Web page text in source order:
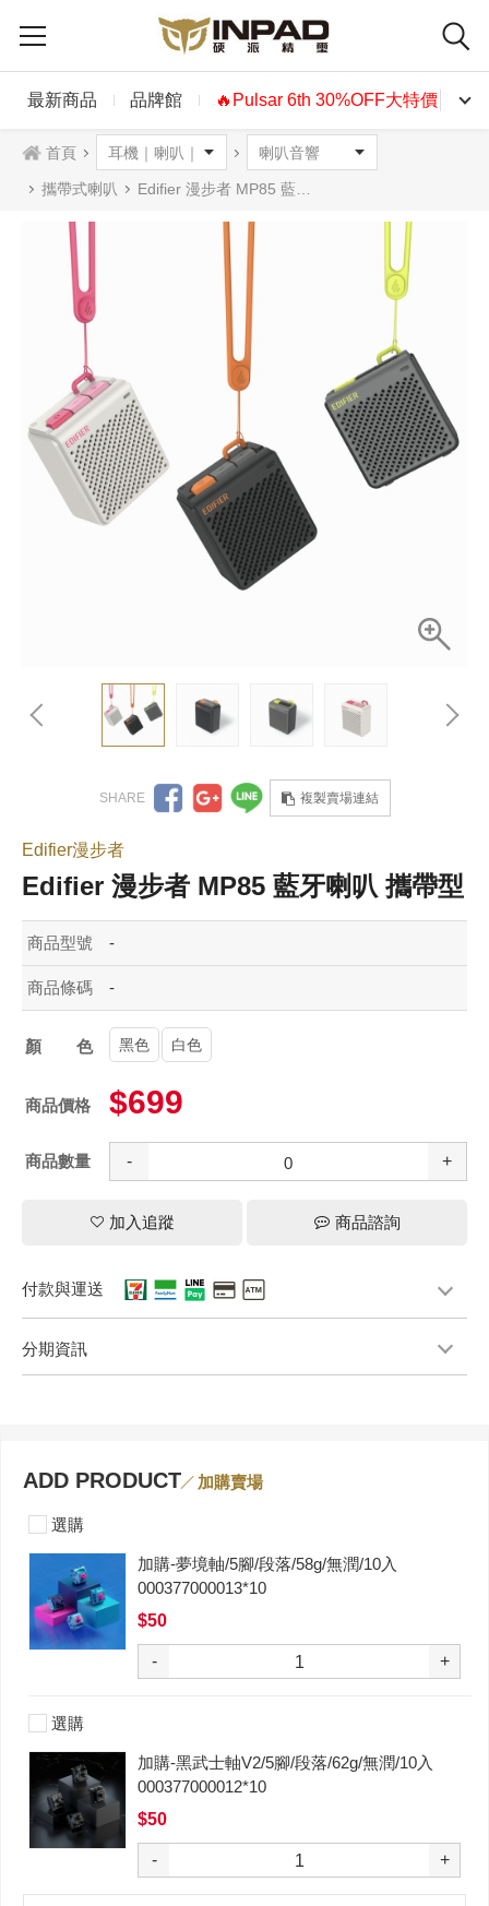
最新商品 品牌館 🔥Pulsar 6th 30%OFF大特價🔥
首頁
攜帶式喇叭 Edifier 漫步者 MP85 藍牙喇叭 攜帶型
複製賣場連結
Edifier漫步者
Edifier 漫步者 MP85 藍牙喇叭 攜帶型
商品型號 -
商品條碼 -
顏色黑色 白色
商品價格 $699
商品數量 - +
加入追蹤 商品諮詢
付款與運送
分期資訊
ADD PRODUCT 加購賣場
選購
加購-夢境軸/5腳/段落/58g/無潤/10入
000377000013*10
$50
- +
選購
加購-黑武士軸V2/5腳/段落/62g/無潤/10入
000377000012*10
$50
- +